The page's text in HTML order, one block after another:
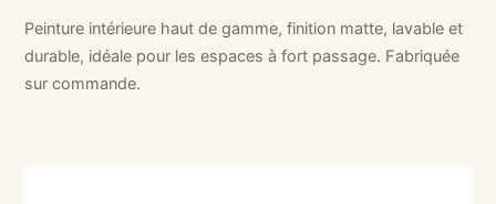
Peinture intérieure haut de gamme, finition matte, lavable et
durable, idéale pour les espaces à fort passage. Fabriquée
sur commande.